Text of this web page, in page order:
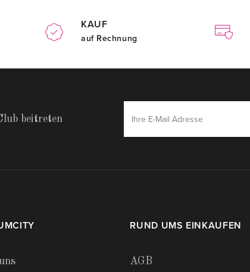
KAUF
auf Rechnung
beitreten
RUND UMS EINKAUFEN
AGB